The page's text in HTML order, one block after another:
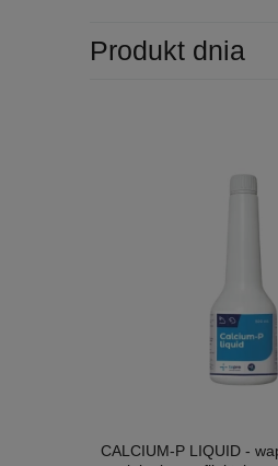
Produkt dnia
CALCIUM-P LIQUID -